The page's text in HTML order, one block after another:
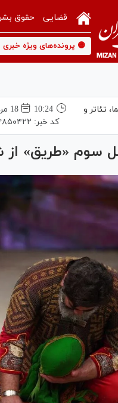
قضایی حقوق بشر
🟡 پرونده‌های ویژه خبری
تئاتر و
10:24
18 مرداد 1404
کد خبر:
«طریق» از